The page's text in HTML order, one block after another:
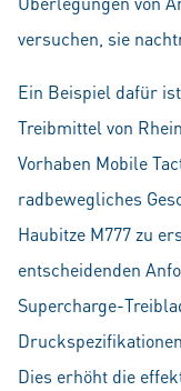
versuchen, sie
Ein Beispiel dafür
Treibmittel von
Vorhaben Mobile
radbewegliches
Haubitze M777 zu
entscheidenden
Supercharge-
Dies erhöht die